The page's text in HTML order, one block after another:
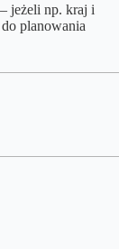
jeżeli np. kraj i
planowania